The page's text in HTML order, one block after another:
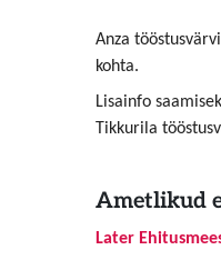
Anza
kohta.
Lisainfo
Tikkurila
Ametlikud
Later